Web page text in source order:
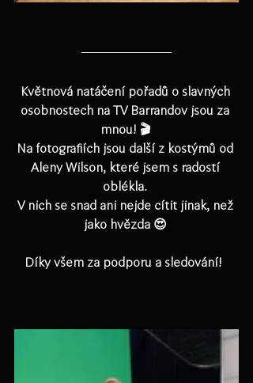
Květnová natáčení pořadů o slavných
osobnostech na TV Barrandov jsou za
mnou! 🎬
Na fotografiích jsou další z kostýmů od
Aleny Wilson, které jsem s radostí
oblékla.
V nich se snad ani nejde cítit jinak, než
jako hvězda 😍
Díky všem za podporu a sledování!